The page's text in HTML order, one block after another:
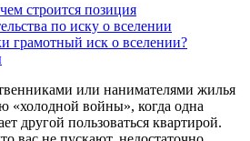
строится позиция
по иску о вселении
грамотный иск о вселении?
или нанимателями жилья
«холодной войны», когда одна
другой пользоваться квартирой.